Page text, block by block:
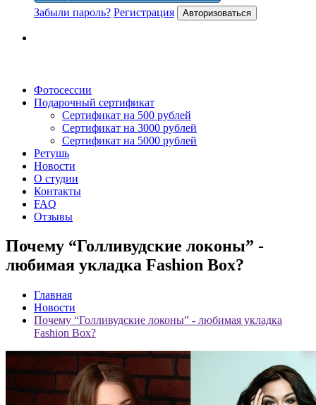
Забыли пароль? Регистрация Авторизоваться
Фотосессии
Подарочный сертификат
Сертификат на 500 рублей
Сертификат на 3000 рублей
Сертификат на 5000 рублей
Ретушь
Новости
О студии
Контакты
FAQ
Отзывы
Почему “Голливудские локоны” -
любимая укладка Fashion Box?
Главная
Новости
Почему “Голливудские локоны” - любимая укладка
Fashion Box?